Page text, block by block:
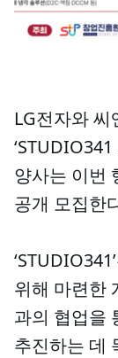
LG전자와
양사는 이번
공개 모집한
위해 마련한
과의 협업을
추진하는 데